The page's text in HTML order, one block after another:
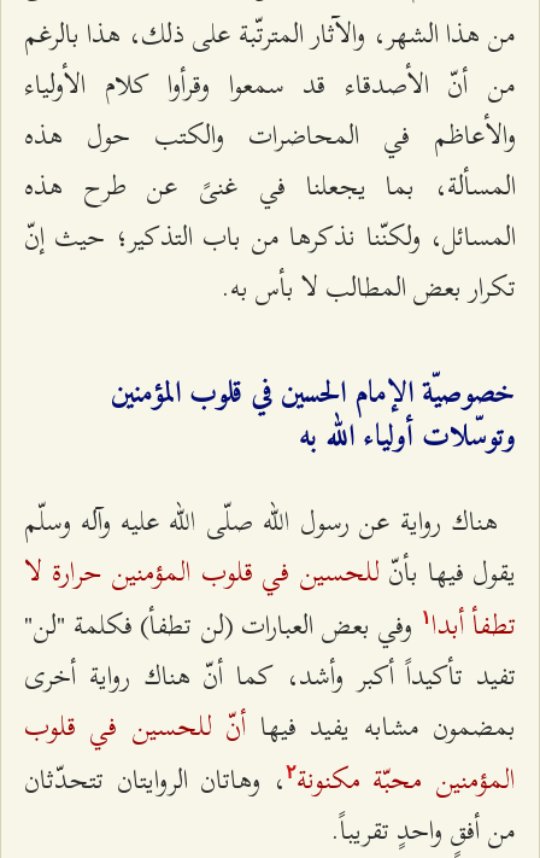
من هذا الشهر، والآثار المترتّبة على ذلك، هذا بالرغم
من أنّ الأصدقاء قد سمعوا وقرأوا كلام الأولياء
والأعاظم في المحاضرات والكتب حول هذه
المسألة، بما يجعلنا في غنىً عن طرح هذه
المسائل، ولكنّنا نذكرها من باب التذكير؛ حيث إنّ
تكرار بعض المطالب لا بأس به.
خصوصيّة الإمام الحسين في قلوب المؤمنين
وتوسّلات أولياء الله به
هناك رواية عن رسول الله صلّى الله عليه وآله وسلّم
يقول فيها بأنّ للحسين في قلوب المؤمنين حرارة لا
تطفأ أبدا ۱
وفي بعض العبارات (لن تطفأ) فكلمة "لن"
تفيد تأكيداً أكبر وأشد، كما أنّ هناك رواية أخرى
بمضمون مشابه يفيد فيها أنّ للحسين في قلوب
المؤمنين محبّة مكنونة٢، وهاتان الروايتان تتحدّثان
من أفقٍ واحدٍ تقريباً.